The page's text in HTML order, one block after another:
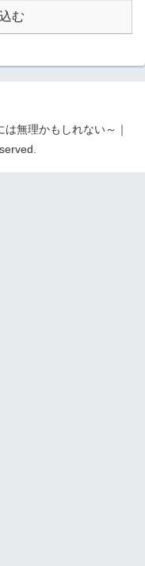
む
無理かもしれない～｜